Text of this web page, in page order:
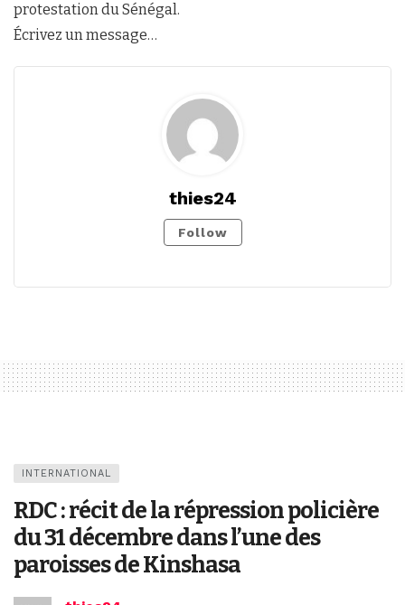
protestation du Sénégal.
Écrivez un message…
thies24
Follow
INTERNATIONAL
RDC : récit de la répression policière
du 31 décembre dans l’une des
paroisses de Kinshasa